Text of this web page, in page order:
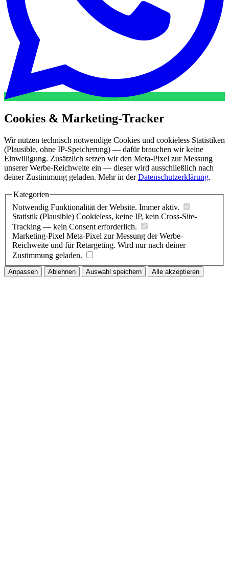
Cookies & Marketing-Tracker
Wir nutzen technisch notwendige Cookies und cookieless Statistiken
(Plausible, ohne IP-Speicherung) — dafür brauchen wir keine
Einwilligung. Zusätzlich setzen wir den Meta-Pixel zur Messung
unserer Werbe-Reichweite ein — dieser wird ausschließlich nach
deiner Zustimmung geladen. Mehr in derDatenschutzerklärung.
Kategorien
Notwendig Funktionalität der Website. Immer aktiv.
Statistik (Plausible) Cookieless, keine IP, kein Cross-Site-
Tracking — kein Consent erforderlich.
Marketing-Pixel Meta-Pixel zur Messung der Werbe-
Reichweite und für Retargeting. Wird nur nach deiner
Zustimmung geladen.
Anpassen Ablehnen Auswahl speichern Alle akzeptieren